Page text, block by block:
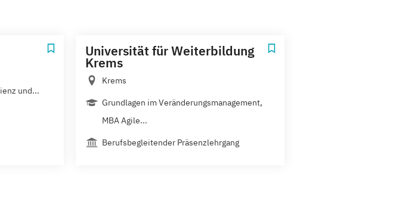
und...
Universität für Weiterbildung
Krems
Krems
Grundlagen im Veränderungsmanagement,
MBA Agile...
Berufsbegleitender Präsenzlehrgang